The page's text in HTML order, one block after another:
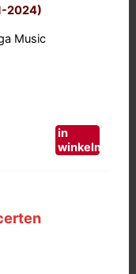
2024)
Music
in
winkelmand